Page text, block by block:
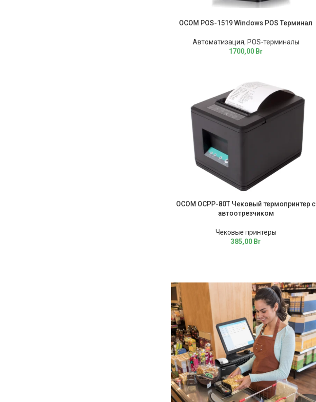
OCOM POS-1519 Windows POS Терминал
Автоматизация, POS-терминалы
1700,00 Br
OCOM OCPP-80T Чековый термопринтер с
автоотрезчиком
Чековые принтеры
385,00 Br